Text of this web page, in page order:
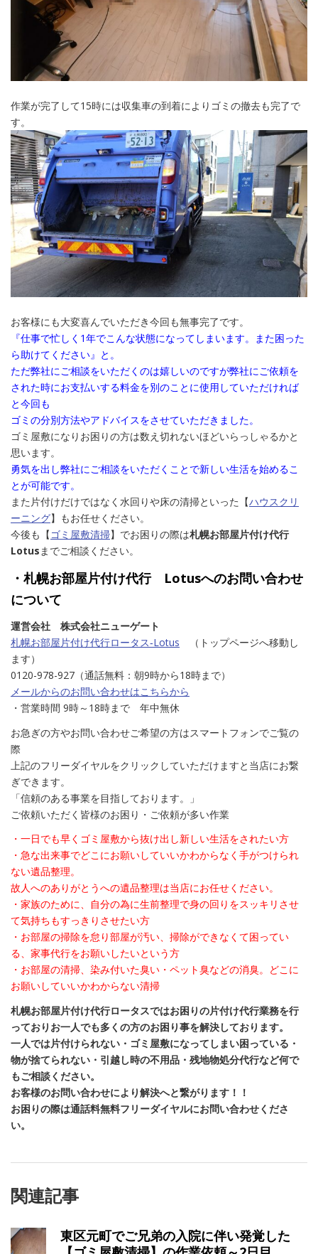
作業が完了して15時には収集車の到着によりゴミの撤去も完了で
す。
お客様にも大変喜んでいただき今回も無事完了です。
『仕事で忙しく1年でこんな状態になってしまいます。また困った
ら助けてください』と。
ただ弊社にご相談をいただくのは嬉しいのですが弊社にご依頼を
された時にお支払いする料金を別のことに使用していただければ
と今回も
ゴミの分別方法やアドバイスをさせていただきました。
ゴミ屋敷になりお困りの方は数え切れないほどいらっしゃるかと
思います。
勇気を出し弊社にご相談をいただくことで新しい生活を始めるこ
とが可能です。
また片付けだけではなく水回りや床の清掃といった【ハウスクリ
ーニング】もお任せください。
今後も【ゴミ屋敷清掃】でお困りの際は札幌お部屋片付け代行
Lotusまでご相談ください。
・札幌お部屋片付け代行 Lotusへのお問い合わせ
について
運営会社 株式会社ニューゲート
札幌お部屋片付け代行ロータス‐Lotus （トップページへ移動し
ます）
0120-978-927（通話無料：朝9時から18時まで）
メールからのお問い合わせはこちらから
・営業時間 9時～18時まで 年中無休
お急ぎの方やお問い合わせご希望の方はスマートフォンでご覧の
際
上記のフリーダイヤルをクリックしていただけますと当店にお繋
ぎできます。
「信頼のある事業を目指しております。」
ご依頼いただく皆様のお困り・ご依頼が多い作業
・一日でも早くゴミ屋敷から抜け出し新しい生活をされたい方
・急な出来事でどこにお願いしていいかわからなく手がつけられ
ない遺品整理。
故人へのありがとうへの遺品整理は当店にお任せください。
・家族のために、自分の為に生前整理で身の回りをスッキリさせ
て気持ちもすっきりさせたい方
・お部屋の掃除を怠り部屋が汚い、掃除ができなくて困ってい
る、家事代行をお願いしたいという方
・お部屋の清掃、染み付いた臭い・ペット臭などの消臭。どこに
お願いしていいかわからない清掃
札幌お部屋片付け代行ロータスではお困りの片付け代行業務を行
っておりお一人でも多くの方のお困り事を解決しております。
一人では片付けられない・ゴミ屋敷になってしまい困っている・
物が捨てられない・引越し時の不用品・残地物処分代行など何で
もご相談ください。
お客様のお問い合わせにより解決へと繋がります！！
お困りの際は通話料無料フリーダイヤルにお問い合わせくださ
い。
関連記事
東区元町でご兄弟の入院に伴い発覚した